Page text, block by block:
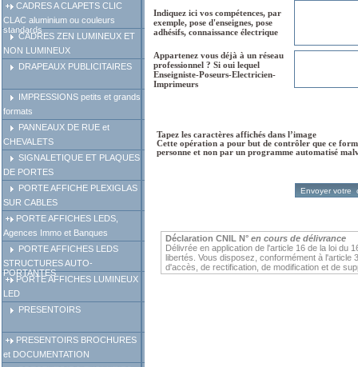
CADRES A CLAPETS CLIC
CLAC aluminium ou couleurs
standards
CADRES ZEN LUMINEUX ET
NON LUMINEUX
DRAPEAUX PUBLICITAIRES
IMPRESSIONS petits et grands
formats
PANNEAUX DE RUE et
CHEVALETS
SIGNALETIQUE ET PLAQUES
DE PORTES
PORTE AFFICHE PLEXIGLAS
SUR CABLES
PORTE AFFICHES LEDS,
Agences Immo et Banques
PORTE AFFICHES LEDS
STRUCTURES AUTO-
PORTANTES
PORTE AFFICHES LUMINEUX
LED
PRESENTOIRS
PRESENTOIRS BROCHURES
et DOCUMENTATION
Indiquez ici vos compétences, par
exemple, pose d'enseignes, pose
adhésifs, connaissance électrique
Appartenez vous déjà à un réseau
professionnel ? Si oui lequel
Enseigniste-Poseurs-Electricien-
Imprimeurs
Tapez les caractères affichés dans l’image
Cette opération a pour but de contrôler que ce
personne et non par un programme automatisé
Déclaration CNIL N° en cours de délivrance
Délivrée en application de l'article 16 de la loi du
libertés. Vous disposez, conformément à l'article
d'accès, de rectification, de modification et de